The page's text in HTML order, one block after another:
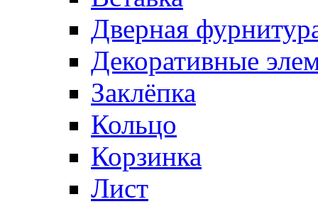
Дверная
Декоративные
Заклёпка
Кольцо
Корзинка
Лист